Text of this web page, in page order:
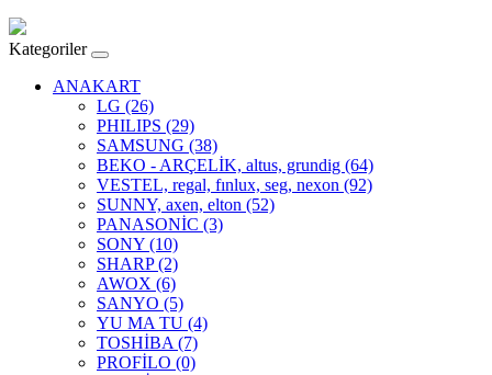
Kategoriler
ANAKART
LG (26)
PHILIPS (29)
SAMSUNG (38)
BEKO - ARÇELİK, altus, grundig (64)
VESTEL, regal, fınlux, seg, nexon (92)
SUNNY, axen, elton (52)
PANASONİC (3)
SONY (10)
SHARP (2)
AWOX (6)
SANYO (5)
YU MA TU (4)
TOSHİBA (7)
PROFİLO (0)